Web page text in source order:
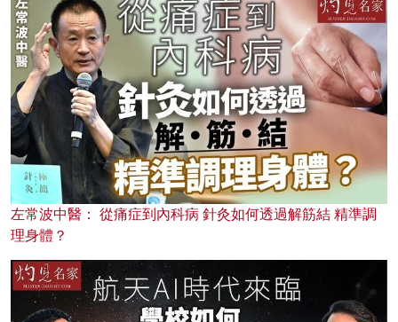
左常波中醫： 從痛症到內科病 針灸如何透過解筋結 精準調
理身體？